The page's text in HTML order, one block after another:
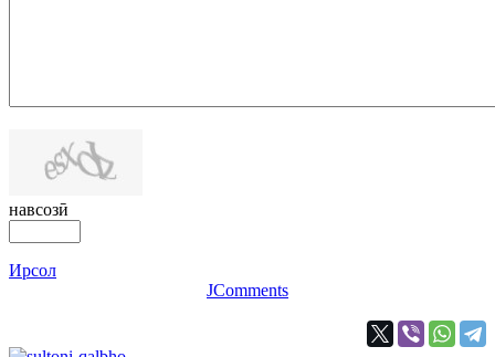
навсозӣ
Ирсол
JComments